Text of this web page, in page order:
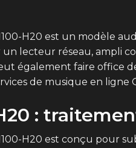
H20 est un modèle
lecteur réseau, ampli
également faire office
de musique en
:
H20 est conçu pour